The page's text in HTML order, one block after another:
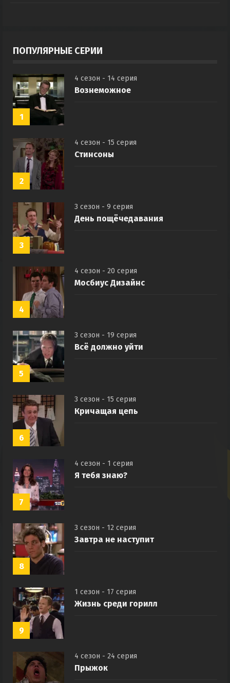
ПОПУЛЯРНЫЕ СЕРИИ
1
4 сезон - 14 серия
Вознеможное
2
4 сезон - 15 серия
Стинсоны
3
3 сезон - 9 серия
День пощёчедавания
4
4 сезон - 20 серия
Мосбиус Дизайнс
5
3 сезон - 19 серия
Всё должно уйти
6
3 сезон - 15 серия
Кричащая цепь
7
4 сезон - 1 серия
Я тебя знаю?
8
3 сезон - 12 серия
Завтра не наступит
9
1 сезон - 17 серия
Жизнь среди горилл
4 сезон - 24 серия
Прыжок